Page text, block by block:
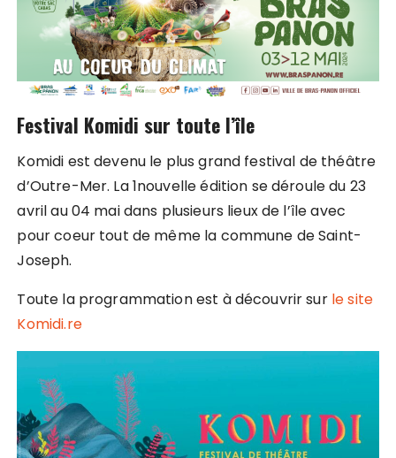
Festival Komidi sur toute l’île
Komidi est devenu le plus grand festival de théâtre
d’Outre-Mer. La 1nouvelle édition se déroule du 23
avril au 04 mai dans plusieurs lieux de l’île avec
pour coeur tout de même la commune de Saint-
Joseph.
Toute la programmation est à découvrir sur le site
Komidi.re